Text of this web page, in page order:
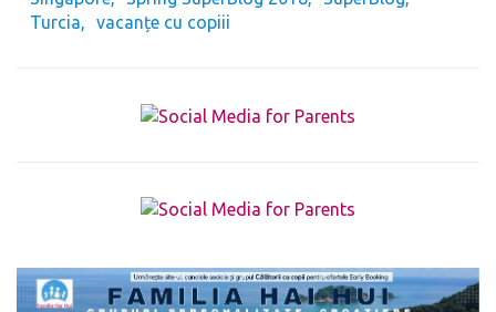
Turcia
vacanțe cu copiii
The form you have selected does not exist.